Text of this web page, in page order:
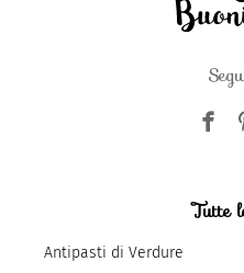
Tutte
Antipasti di Verdure